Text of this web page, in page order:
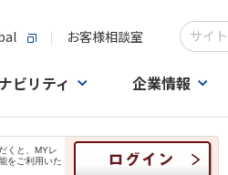
お客様相談室
検索キ
ビリティ 企業情報
くと、MYレ
をご利用いた